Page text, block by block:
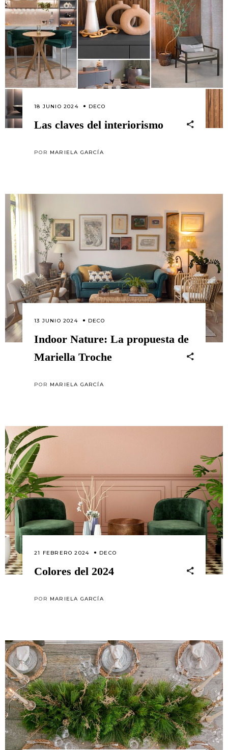
18 JUNIO 2024 DECO
Las claves del interiorismo
POR MARIELA GARCÍA
13 JUNIO 2024 DECO
Indoor Nature: La propuesta de
Mariella Troche
POR MARIELA GARCÍA
21 FEBRERO 2024 DECO
Colores del 2024
POR MARIELA GARCÍA